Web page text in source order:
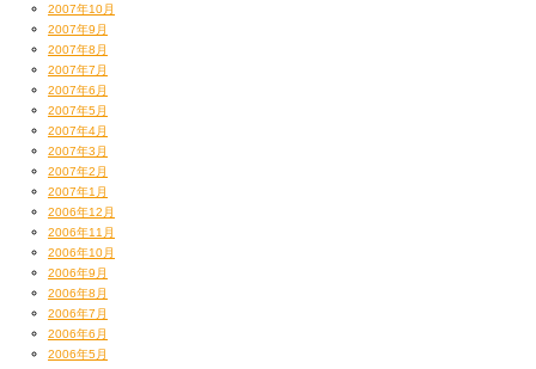
2007年10月
2007年9月
2007年8月
2007年7月
2007年6月
2007年5月
2007年4月
2007年3月
2007年2月
2007年1月
2006年12月
2006年11月
2006年10月
2006年9月
2006年8月
2006年7月
2006年6月
2006年5月